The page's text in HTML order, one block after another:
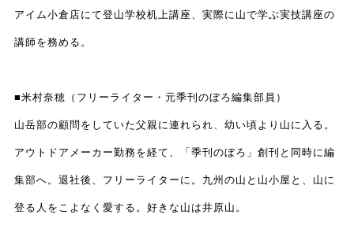
アイム小倉店にて登山学校机上講座、実際に山で学ぶ実技講座の
講師を務める。
■米村奈穂（フリーライター・元季刊のぼろ編集部員）
山岳部の顧問をしていた父親に連れられ 幼い頃より山に入る。
アウトドアメーカー勤務を経て、「季刊のぼろ」創刊と同時に編
集部へ。退社後、フリーライターに。九州の山と山小屋と、山に
登る人をこよなく愛する。好きな山は井原山。